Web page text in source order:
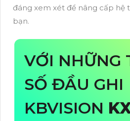
đáng xem xét để nâng cấp hệ
bạn.
VỚI NHỮNG
SỐ ĐẦU GHI
KBVISION